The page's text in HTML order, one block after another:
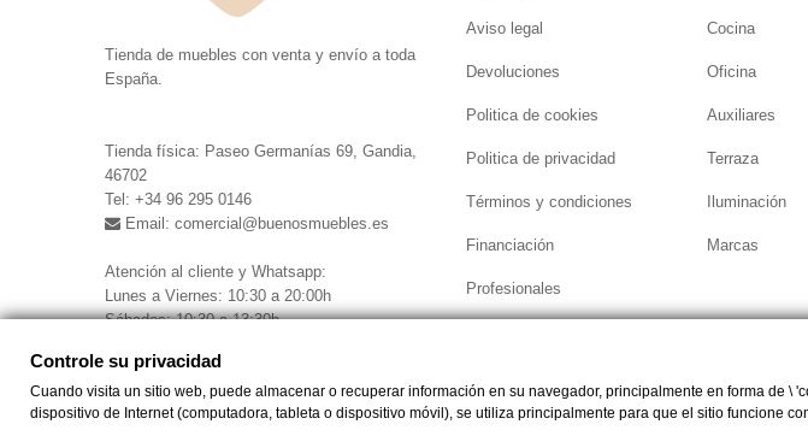
Tienda de muebles con venta y envío a toda
España.
Tienda física: Paseo Germanías 69, Gandia,
46702
Tel: +34 96 295 0146
Email: comercial @buenosmuebles.es
Atención al cliente y Whatsapp:
Lunes a Viernes: 10:30 a 20:00h
Sábados: 10:30 a 13:30h
Aviso legal
Devoluciones
Politica de cookies
Politica de privacidad
Términos y condiciones
Financiación
Profesionales
Cocina
Oficina
Auxiliares
Terraza
Iluminación
Marcas
Controle su privacidad
Controle su privacidad
Cuando visita un sitio web, puede almacenar o recuperar información en su navegador, principalmente en forma de \
dispositivo de Internet (computadora, tableta o dispositivo móvil), se utiliza principalmente para que el sitio funcione